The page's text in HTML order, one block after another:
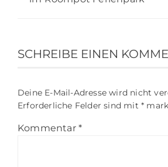
SCHREIBE EINEN
Deine E-Mail-Adresse wird nicht
Erforderliche Felder sind mit *
Kommentar *